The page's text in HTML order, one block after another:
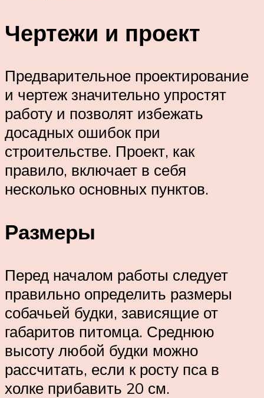
Чертежи и проект
Предварительное проектирование
и чертеж значительно упростят
работу и позволят избежать
досадных ошибок при
строительстве. Проект, как
правило, включает в себя
несколько основных пунктов.
Размеры
Перед началом работы следует
правильно определить размеры
собачьей будки, зависящие от
габаритов питомца. Среднюю
высоту любой будки можно
рассчитать, если к росту пса в
холке прибавить 20 см.